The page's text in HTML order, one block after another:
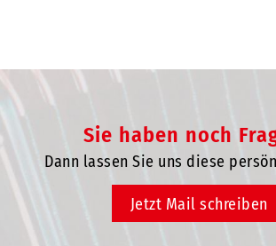
Sie haben noch
Dann lassen Sie uns diese
Jetzt Mail schreiben